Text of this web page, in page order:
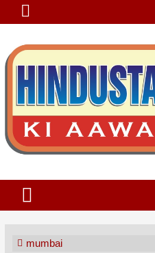
mumbai